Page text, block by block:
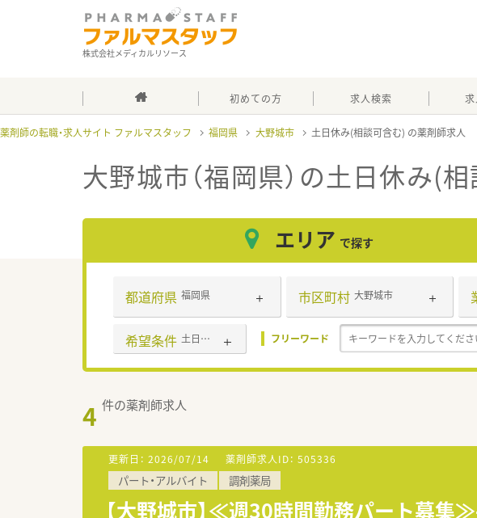
株式会社メディカルリソース
初めての方 求人検索
薬剤師の転職・求人サイト ファルマスタッフ 福岡県 大野城市 土日休み(相談可含む)
大野城市（福岡県）の土日休み(
エリア で探す
都道府県 福岡県 市区町村 大野城市
希望条件 土日休み(相談可含む) フリーワード
4 件の薬剤師求人
更新日： 2026/07/14 薬剤師求人ID： 505336
パート・アルバイト 調剤薬局
【大野城市】≪週30時間勤務パート募集